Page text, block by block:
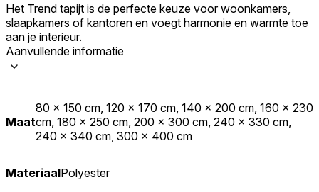
Het Trend tapijt is de perfecte keuze voor woonkamers,
slaapkamers of kantoren en voegt harmonie en warmte toe
aan je interieur.
Aanvullende informatie
Maat
80 x 150 cm, 120 x 170 cm, 140 x 200 cm, 160 x 230
cm, 180 x 250 cm, 200 x 300 cm, 240 x 330 cm,
240 x 340 cm, 300 x 400 cm
MateriaalPolyester